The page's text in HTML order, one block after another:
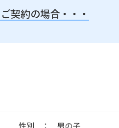
契約の場合・・・
性別 男の子